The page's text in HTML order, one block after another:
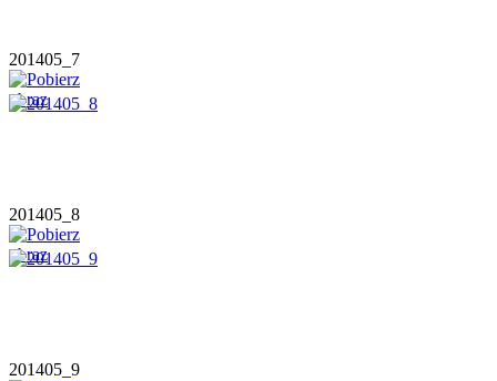
201405_7
201405_8
201405_9